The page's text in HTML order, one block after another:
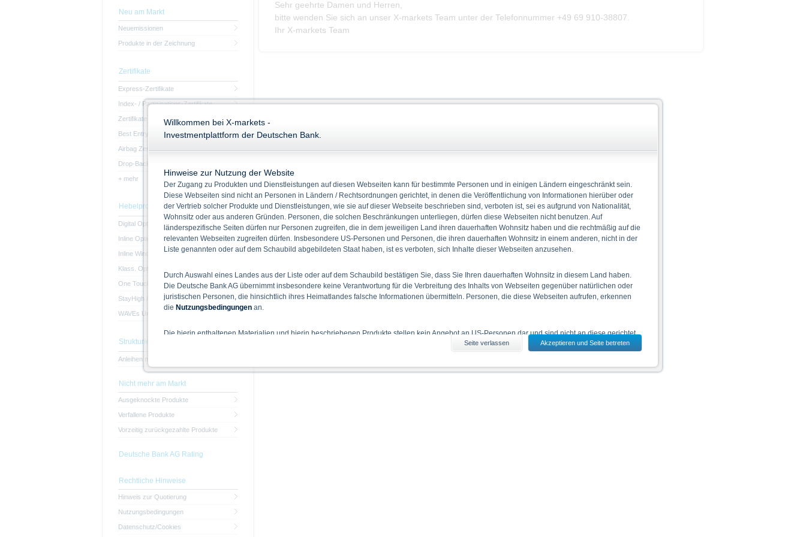
Sehr geehrte Damen und Herren,
bitte wenden Sie sich an unser X-markets Team unter der Telefonnummer +49 69 910-38807.
Ihr X-markets Team
Neu am Markt
Neuemissionen
Produkte in der Zeichnung
Zertifikate
Express-Zertifikate
Index- / Partizipations-Zertifikate
Zertifikate mit Kapitalschutz
Best Entry-Zertifikate
Airbag Zertifikate
Drop-Back Zertifikate
+ mehr
Hebelprodukte
Digital Optionsscheine
Inline Optionsscheine
Inline Window-Optionsscheine
Klass. Optionsscheine
One Touch Optionsscheine
StayHigh / StayLow Optionsscheine
WAVEs Unlimited
Strukturierte Anleihen
Anleihen mit Kapitalschutz
Nicht mehr am Markt
Ausgeknockte Produkte
Verfallene Produkte
Vorzeitig zurückgezahlte Produkte
Deutsche Bank AG Rating
Rechtliche Hinweise
Hinweis zur Quotierung
Nutzungsbedingungen
Datenschutz/Cookies
Willkommen bei X-markets -
Investmentplattform der Deutschen Bank.
Hinweise zur Nutzung der Website
Der Zugang zu Produkten und Dienstleistungen auf diesen Webseiten kann für bestimmte Personen und in einigen Ländern eingeschränkt sein.
Diese Webseiten sind nicht an Personen in Ländern / Rechtsordnungen gerichtet, in denen die Veröffentlichung von Informationen hierüber oder
der Vertrieb solcher Produkte und Dienstleistungen, wie sie auf dieser Webseite beschrieben sind, verboten ist, sei es aufgrund von Nationalität,
Wohnsitz oder aus anderen Gründen. Personen, die solchen Beschränkungen unterliegen, dürfen diese Webseiten nicht benutzen. Auf
länderspezifische Seiten dürfen nur Personen zugreifen, die in dem jeweiligen Land ihren dauerhaften Wohnsitz haben und die rechtmäßig auf die
relevanten Webseiten zugreifen dürfen. Insbesondere US-Personen und Personen, die ihren dauerhaften Wohnsitz in einem anderen, nicht in der
Liste genannten oder auf dem Schaubild abgebildeten Staat haben, ist es verboten, sich Inhalte dieser Webseiten anzusehen.
Durch Auswahl eines Landes aus der Liste oder auf dem Schaubild bestätigen Sie, dass Sie Ihren dauerhaften Wohnsitz in diesem Land haben.
Die Deutsche Bank AG übernimmt insbesondere keine Verantwortung für die Verbreitung des Inhalts von Webseiten gegenüber natürlichen oder
juristischen Personen, die hinsichtlich ihres Heimatlandes falsche Informationen übermitteln. Personen, die diese Webseiten aufrufen, erkennen
die Nutzungsbedingungen an.
Die hierin enthaltenen Materialien und hierin beschriebenen Produkte stellen kein Angebot an US-Personen dar und sind nicht an diese gerichtet.
Der Zugang zu auf diesen Webseiten erhältlichen Informationen durch US-Personen und durch Personen, die in dem jeweils ausgewählten Land
Hinweise für die Nutzung des Informationsmaterials
Die auf der X-markets Website enthaltenen Angaben stellen keine Anlageberatung dar. Die vollständigen Angaben zu den Wertpapieren
einschließlich der Risiken sind den jeweiligen Prospekten (Basisprospekte, nebst etwaiger Nachträge, sowie den jeweiligen Endgültigen
Bedingungen) zu entnehmen. Der Basisprospekt nebst etwaiger Nachträge und die Endgültigen Bedingungen stellen das allein verbindliche
Verkaufsdokument der Wertpapiere dar. Anleger können diese Dokumente unter www.xmarkets.de herunterladen. Vor einer Anlageentscheidung
Wie im jeweiligen Basisprospekt erläutert, unterliegt der Vertrieb der auf der X-markets Website genannten Wertpapiere in bestimmten
Rechtsordnungen Beschränkungen. So dürfen die hierin genannten Wertpapiere weder innerhalb der USA noch an oder für Rechnung von US-
Seite verlassen Akzeptieren und Seite betreten